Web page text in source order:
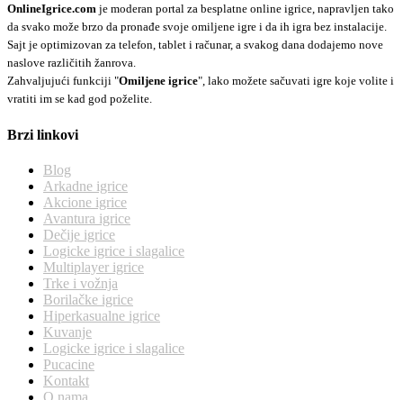
OnlineIgrice.com je moderan portal za besplatne online igrice, napravljen tako
da svako može brzo da pronađe svoje omiljene igre i da ih igra bez instalacije.
Sajt je optimizovan za telefon, tablet i računar, a svakog dana dodajemo nove
naslove različitih žanrova.
Zahvaljujući funkciji "Omiljene igrice", lako možete sačuvati igre koje volite i
vratiti im se kad god poželite.
Brzi linkovi
Blog
Arkadne igrice
Akcione igrice
Avantura igrice
Dečije igrice
Logicke igrice i slagalice
Multiplayer igrice
Trke i vožnja
Borilačke igrice
Hiperkasualne igrice
Kuvanje
Logicke igrice i slagalice
Pucacine
Kontakt
O nama